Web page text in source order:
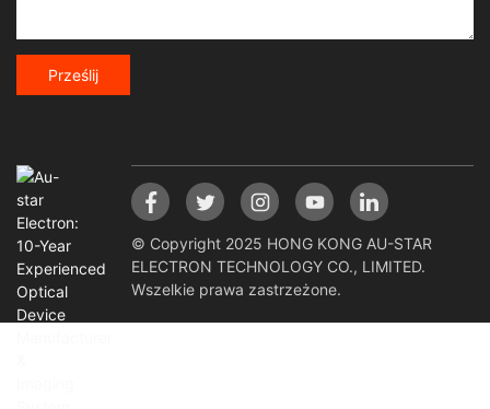
Prześlij
© Copyright 2025 HONG KONG AU-STAR
ELECTRON TECHNOLOGY CO., LIMITED.
Wszelkie prawa zastrzeżone.